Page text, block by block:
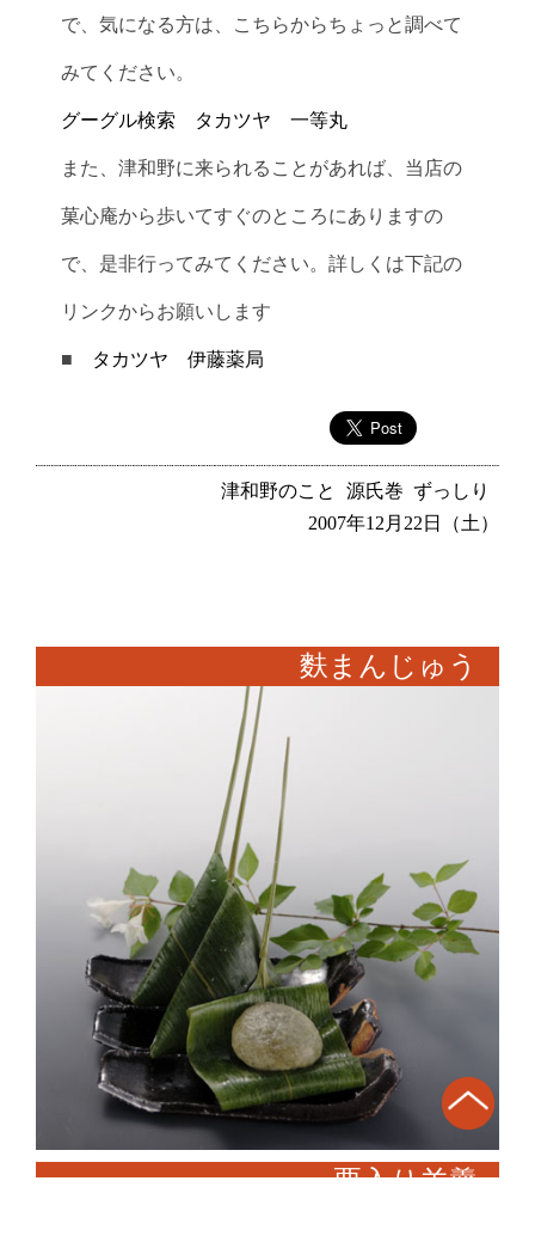
で、気になる方は、こちらからちょっと調べて
みてください。
グーグル検索 タカツヤ 一等丸
また、津和野に来られることがあれば、当店の
菓心庵から歩いてすぐのところにありますの
で、是非行ってみてください。詳しくは下記の
リンクからお願いします
■ タカツヤ 伊藤薬局
津和野のこと 源氏巻 ずっしり
2007年12月22日（土）
麩まんじゅう
栗入り羊羹